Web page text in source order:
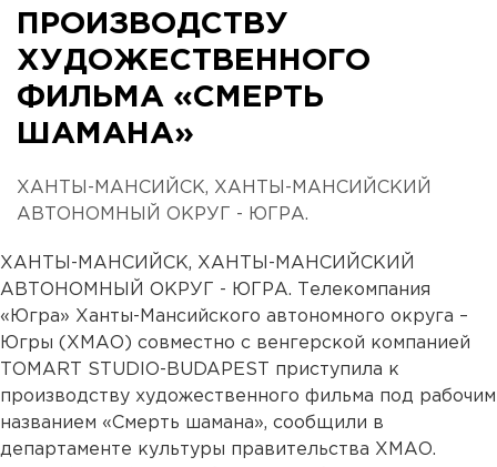
ПРОИЗВОДСТВУ
ХУДОЖЕСТВЕННОГО
ФИЛЬМА «СМЕРТЬ
ШАМАНА»
ХАНТЫ-МАНСИЙСК, ХАНТЫ-МАНСИЙСКИЙ
АВТОНОМНЫЙ ОКРУГ - ЮГРА.
ХАНТЫ-МАНСИЙСК, ХАНТЫ-МАНСИЙСКИЙ
АВТОНОМНЫЙ ОКРУГ - ЮГРА. Телекомпания
«Югра» Ханты-Мансийского автономного округа –
Югры (ХМАО) совместно с венгерской компанией
ТОМАRТ STUDIO-BUDAPEST приступила к
производству художественного фильма под рабочим
названием «Смерть шамана», сообщили в
департаменте культуры правительства ХМАО.